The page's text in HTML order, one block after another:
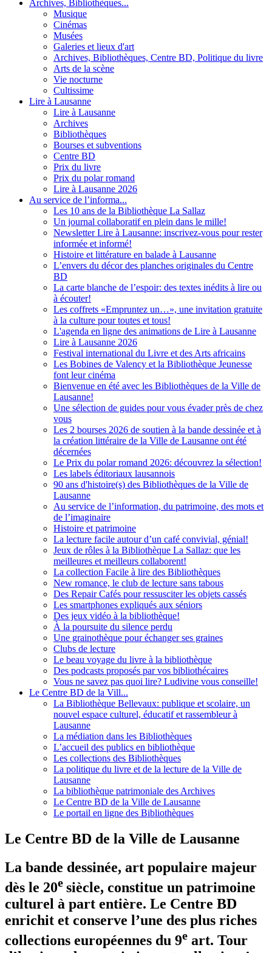
Archives, Bibliothèques...
Musique
Cinémas
Musées
Galeries et lieux d'art
Archives, Bibliothèques, Centre BD, Politique du livre
Arts de la scène
Vie nocturne
Cultissime
Lire à Lausanne
Lire à Lausanne
Archives
Bibliothèques
Bourses et subventions
Centre BD
Prix du livre
Prix du polar romand
Lire à Lausanne 2026
Au service de l’informa...
Les 10 ans de la Bibliothèque La Sallaz
Un journal collaboratif en plein dans le mille!
Newsletter Lire à Lausanne: inscrivez-vous pour rester
informée et informé!
Histoire et littérature en balade à Lausanne
L’envers du décor des planches originales du Centre
BD
La carte blanche de l’espoir: des textes inédits à lire ou
à écouter!
Les coffrets «Empruntez un…», une invitation gratuite
à la culture pour toutes et tous!
L'agenda en ligne des animations de Lire à Lausanne
Lire à Lausanne 2026
Festival international du Livre et des Arts africains
Les Bobines de Valency et la Bibliothèque Jeunesse
font leur cinéma
Bienvenue en été avec les Bibliothèques de la Ville de
Lausanne!
Une sélection de guides pour vous évader près de chez
vous
Les 2 bourses 2026 de soutien à la bande dessinée et à
la création littéraire de la Ville de Lausanne ont été
décernées
Le Prix du polar romand 2026: découvrez la sélection!
Les labels éditoriaux lausannois
90 ans d'histoire(s) des Bibliothèques de la Ville de
Lausanne
Au service de l’information, du patrimoine, des mots et
de l’imaginaire
Histoire et patrimoine
La lecture facile autour d’un café convivial, génial!
Jeux de rôles à la Bibliothèque La Sallaz: que les
meilleures et meilleurs collaborent!
La collection Facile à lire des Bibliothèques
New romance, le club de lecture sans tabous
Des Repair Cafés pour ressusciter les objets cassés
Les smartphones expliqués aux séniors
Des jeux vidéo à la bibliothèque!
À la poursuite du silence perdu
Une grainothèque pour échanger ses graines
Clubs de lecture
Le beau voyage du livre à la bibliothèque
Des podcasts proposés par vos bibliothécaires
Vous ne savez pas quoi lire? Ludivine vous conseille!
Le Centre BD de la Vill...
La Bibliothèque Bellevaux: publique et scolaire, un
nouvel espace culturel, éducatif et rassembleur à
Lausanne
La médiation dans les Bibliothèques
L’accueil des publics en bibliothèque
Les collections des Bibliothèques
La politique du livre et de la lecture de la Ville de
Lausanne
La bibliothèque patrimoniale des Archives
Le Centre BD de la Ville de Lausanne
Le portail en ligne des Bibliothèques
Le Centre BD de la Ville de Lausanne
La bande dessinée, art populaire majeur
dès le 20e siècle, constitue un patrimoine
culturel à part entière. Le Centre BD
enrichit et conserve l’une des plus riches
collections européennes du 9e art. Tour